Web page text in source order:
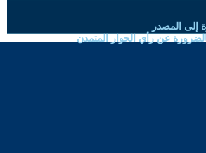
إلى المصدر
عن رأي الحوار المتمدن